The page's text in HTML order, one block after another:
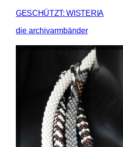
GESCHÜTZT: WISTERIA
die archivarmbänder